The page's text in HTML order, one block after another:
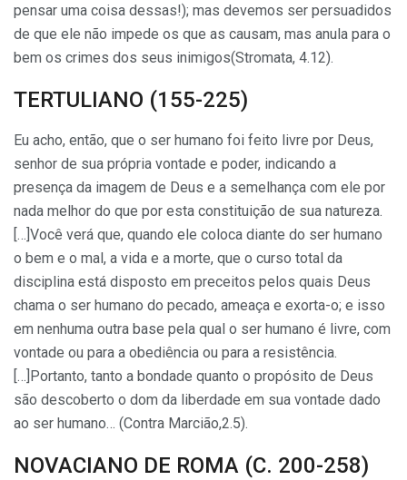
pensar uma coisa dessas!); mas devemos ser persuadidos
de que ele não impede os que as causam, mas anula para o
bem os crimes dos seus inimi­gos(Stromata, 4.12).
TERTULIANO (155-225)
Eu acho, então, que o ser humano foi feito livre por Deus,
senhor de sua própria vontade e poder, indicando a
presença da imagem de Deus e a semelhança com ele por
nada melhor do que por esta constituição de sua natureza.
[…]Você verá que, quando ele coloca diante do ser humano
o bem e o mal, a vida e a morte, que o curso total da
disciplina está disposto em preceitos pelos quais Deus
chama o ser humano do pecado, ameaça e exorta-o; e isso
em nenhuma outra base pela qual o ser humano é livre, com
vontade ou para a obediência ou para a resistência.
[…]Portanto, tanto a bondade quanto o propósito de Deus
são descoberto o dom da liberdade em sua vontade dado
ao ser humano… (Contra Marcião,2.5).
NOVACIANO DE ROMA (C. 200-258)